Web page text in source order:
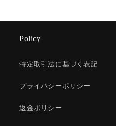
Policy
特定取引法に基づく表記
プライバシーポリシー
返金ポリシー